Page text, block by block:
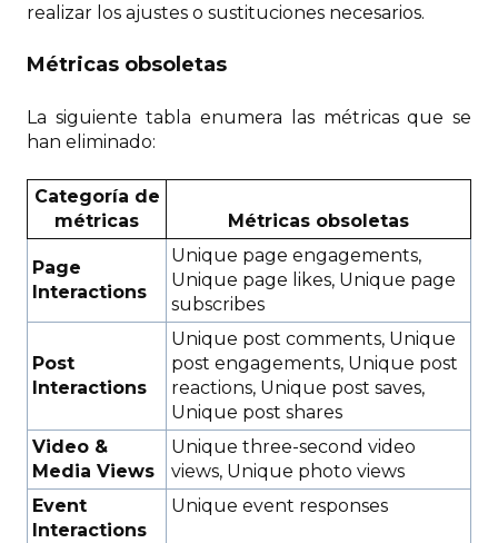
realizar los ajustes o sustituciones necesarios.
Métricas obsoletas
La siguiente tabla enumera las métricas que se
han eliminado:
Categoría de
métricas
Métricas obsoletas
Page
Interactions
Unique page engagements,
Unique page likes, Unique page
subscribes
Post
Interactions
Unique post comments, Unique
post engagements, Unique post
reactions, Unique post saves,
Unique post shares
Video &
Media Views
Unique three-second video
views, Unique photo views
Event
Interactions
Unique event responses